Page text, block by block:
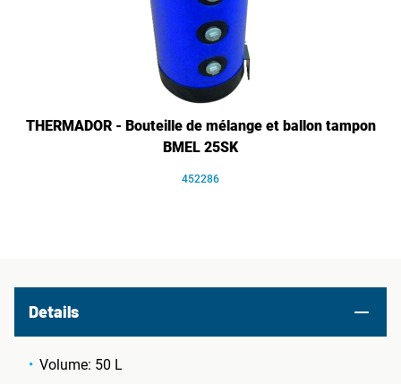
THERMADOR - Bouteille de mélange et ballon tampon
BMEL 25SK
452286
Details
Volume: 50 L